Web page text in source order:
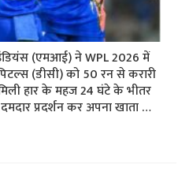
(एमआई) ने WPL 2026 में
(डीसी) को 50 रन से करारी
हार के महज 24 घंटे के भीतर
प्रदर्शन कर अपना खाता …